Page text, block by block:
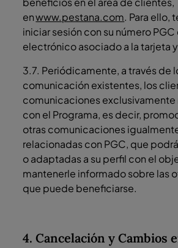
enwww.pestana.com. Para ello,
iniciar sesión con su número
electrónico asociado a la tarjeta
3.7. Periódicamente, a través de
comunicación existentes, los
comunicaciones
con el Programa, es decir,
otras comunicaciones
relacionadas con PGC, que
o adaptadas a su perfil con el
mantenerle informado sobre las
que puede beneficiarse.
4. Cancelación y Cambios